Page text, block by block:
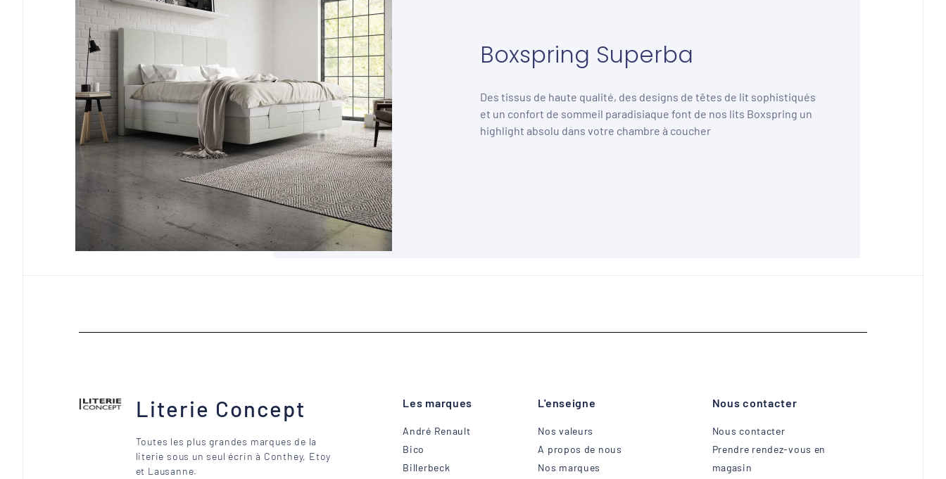
Boxspring Superba
Des tissus de haute qualité, des designs de têtes de lit sophistiqués
et un confort de sommeil paradisiaque font de nos lits Boxspring un
highlight absolu dans votre chambre à coucher
Literie Concept
Toutes les plus grandes marques de la
literie sous un seul écrin à Conthey, Etoy
et Lausanne.
Les marques
André Renault
Bico
Billerbeck
L'enseigne
Nos valeurs
A propos de nous
Nos marques
Nous contacter
Nous contacter
Prendre rendez-vous en
magasin